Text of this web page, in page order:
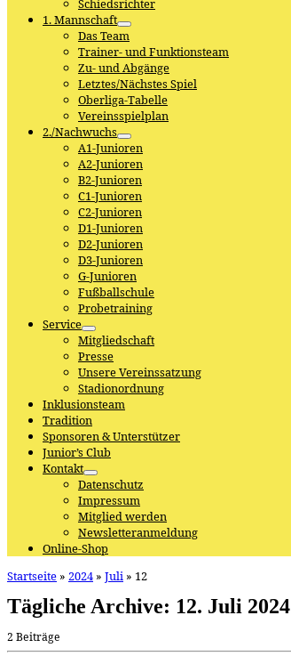
Schiedsrichter
1. Mannschaft
Das Team
Trainer- und Funktionsteam
Zu- und Abgänge
Letztes/Nächstes Spiel
Oberliga-Tabelle
Vereinsspielplan
2./Nachwuchs
A1-Junioren
A2-Junioren
B2-Junioren
C1-Junioren
C2-Junioren
D1-Junioren
D2-Junioren
D3-Junioren
G-Junioren
Fußballschule
Probetraining
Service
Mitgliedschaft
Presse
Unsere Vereinssatzung
Stadionordnung
Inklusionsteam
Tradition
Sponsoren & Unterstützer
Junior’s Club
Kontakt
Datenschutz
Impressum
Mitglied werden
Newsletteranmeldung
Online-Shop
Startseite » 2024 » Juli » 12
Tägliche Archive: 12. Juli 2024
2 Beiträge